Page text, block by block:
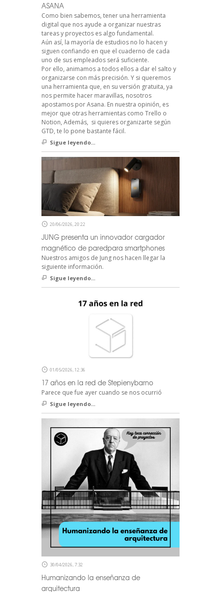
ASANA
Como bien sabemos, tener una herramienta
digital que nos ayude a organizar nuestras
tareas y proyectos es algo fundamental.
Aún así, la mayoría de estudios no lo hacen y
siguen confiando en que el cuaderno de cada
uno de sus empleados será suficiente.
Por ello, animamos a todos ellos a dar el salto y
organizarse con más precisión. Y si queremos
una herramienta que, en su versión gratuita, ya
nos permite hacer maravillas, nosotros
apostamos por Asana. En nuestra opinión, es
mejor que otras herramientas como Trello o
Notion, Además, si quieres organizarte según
GTD, te lo pone bastante fácil.
Sigue leyendo...
20/06/2026, 20:22
JUNG presenta un innovador cargador
magnético de paredpara smartphones
Nuestros amigos de Jung nos hacen llegar la
siguiente información.
Sigue leyendo...
01/05/2026, 12:36
17 años en la red de Stepienybarno
Parece que fue ayer cuando se nos ocurrió
Sigue leyendo...
30/04/2026, 7:32
Humanizando la enseñanza de
arquitectura